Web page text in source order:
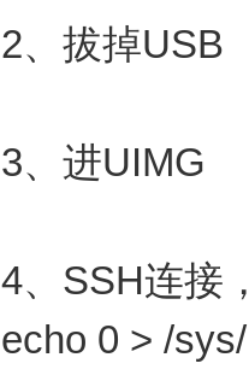
2、拔掉USB
3、进UIMG
4、SSH连接
echo 0 > /